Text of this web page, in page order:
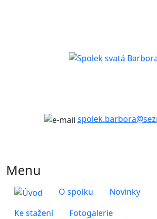
Menu
O spolku
Novinky
Ke stažení
Fotogalerie